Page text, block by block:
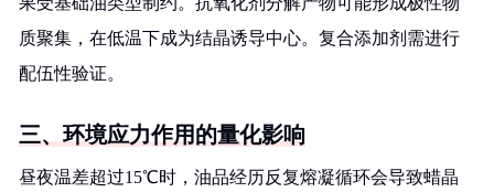
质聚集，在低温下成为结晶诱导中心。复合添加剂需进行
配伍性验证。
三、环境应力作用的量化影响
昼夜温差超过15℃时，油品经历反复熔凝循环会导致蜡晶